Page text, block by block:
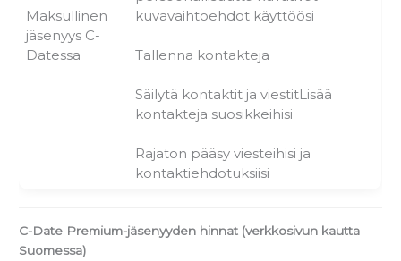
Maksullinen
jäsenyys C-
Datessa
kuvavaihtoehdot käyttöösi
Tallenna kontakteja
Säilytä kontaktit ja viestitLisää
kontakteja suosikkeihisi
Rajaton pääsy viesteihisi ja
kontaktiehdotuksiisi
C-Date Premium-jäsenyyden hinnat (verkkosivun kautta
Suomessa)